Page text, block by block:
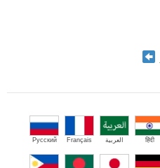
हिंदी العربية Français
Русский